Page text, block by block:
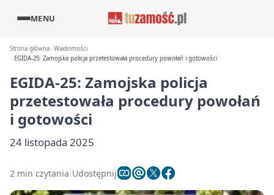
MENU
Strona główna Wiadomości
EGIDA-25: Zamojska policja przetestowała procedury powołań i gotowości
EGIDA-25: Zamojska policja
przetestowała procedury powołań
i gotowości
24 listopada 2025
2 min czytania Udostępnij